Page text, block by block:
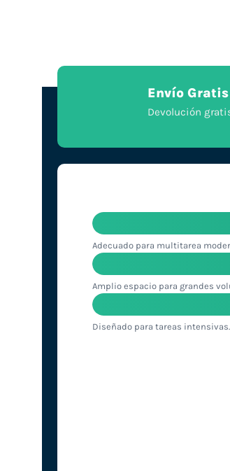
Envío
Devolución
Adecuado para multitarea
Amplio espacio para grandes
Diseñado para tareas intensivas.